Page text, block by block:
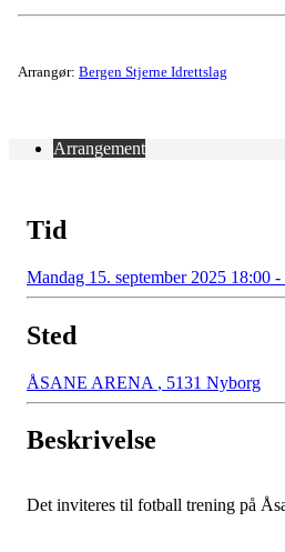
Arrangør: Bergen Stjerne Idrettslag
Arrangement
Tid
Mandag 15. september 2025 18:00 -
Sted
ÅSANE ARENA , 5131 Nyborg
Beskrivelse
Det inviteres til fotball trening på